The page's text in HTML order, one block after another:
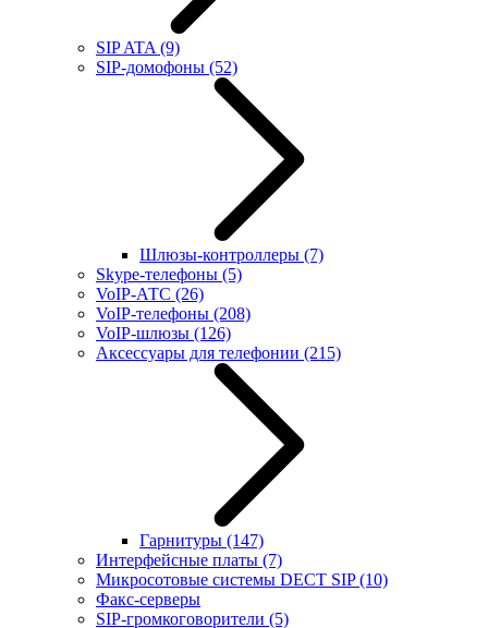
SIP ATA (9)
SIP-домофоны (52)
Шлюзы-контроллеры (7)
Skype-телефоны (5)
VoIP-АТС (26)
VoIP-телефоны (208)
VoIP-шлюзы (126)
Аксессуары для телефонии (215)
Гарнитуры (147)
Интерфейсные платы (7)
Микросотовые системы DECT SIP(10)
Факс-серверы
SIP-громкоговорители (5)